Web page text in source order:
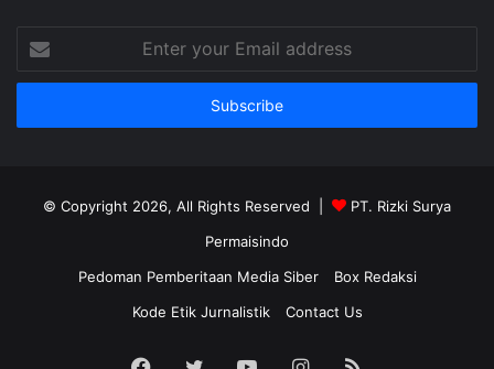
your
Email
© Copyright 2026, All Rights Reserved |
PT. Rizki Surya
Permaisindo
Pedoman Pemberitaan Media Siber
Box Redaksi
Kode Etik Jurnalistik
Contact Us